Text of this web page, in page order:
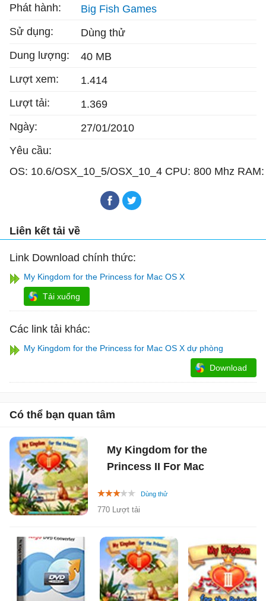
Phát hành:
Big Fish Games
Sử dụng:
Dùng thử
Dung lượng:
40 MB
Lượt xem:
1.414
Lượt tải:
1.369
Ngày:
27/01/2010
Yêu cầu:
OS: 10.6/OSX_10_5/OSX_10_4 CPU: 800 Mhz
Liên kết tải về
Link Download chính thức:
My Kingdom for the Princess for Mac OS X
Tải xuống
Các link tải khác:
My Kingdom for the Princess for Mac OS X dự phòng
Download
Có thể bạn quan tâm
My Kingdom for the
Princess II For Mac
770 Lượt tải